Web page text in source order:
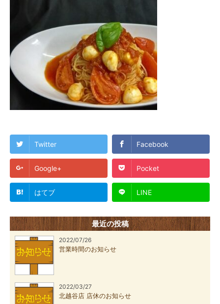
Twitter Facebook
Google+ Pocket
はてブ LINE
最近の投稿
2022/07/26
営業時間のお知らせ
2022/03/27
北越谷店 店休のお知らせ